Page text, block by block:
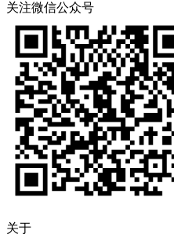
关注微信公众号
关于